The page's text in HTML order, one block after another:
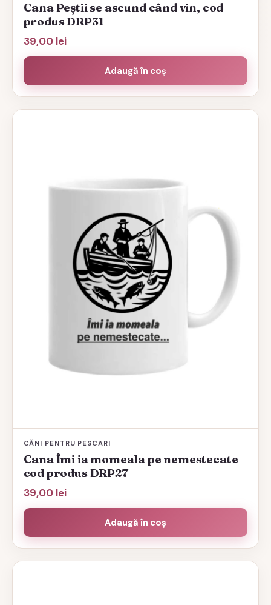
Cana Peștii se ascund când vin, cod
produs DRP31
39,00 lei
Adaugă în coș
CĂNI PENTRU PESCARI
Cana Îmi ia momeala pe nemestecate
cod produs DRP27
39,00 lei
Adaugă în coș